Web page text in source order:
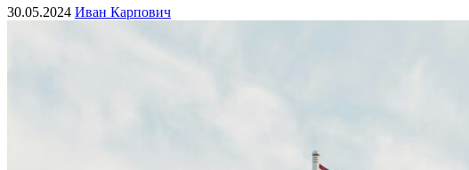
30.05.2024 Иван Карпович